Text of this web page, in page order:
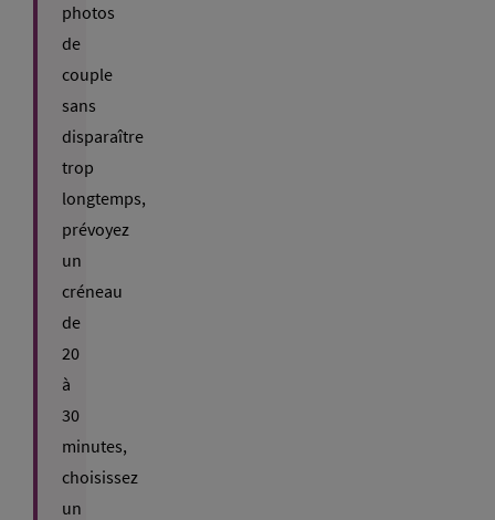
photos
de
couple
sans
disparaître
trop
longtemps,
prévoyez
un
créneau
de
20
à
30
minutes,
choisissez
un